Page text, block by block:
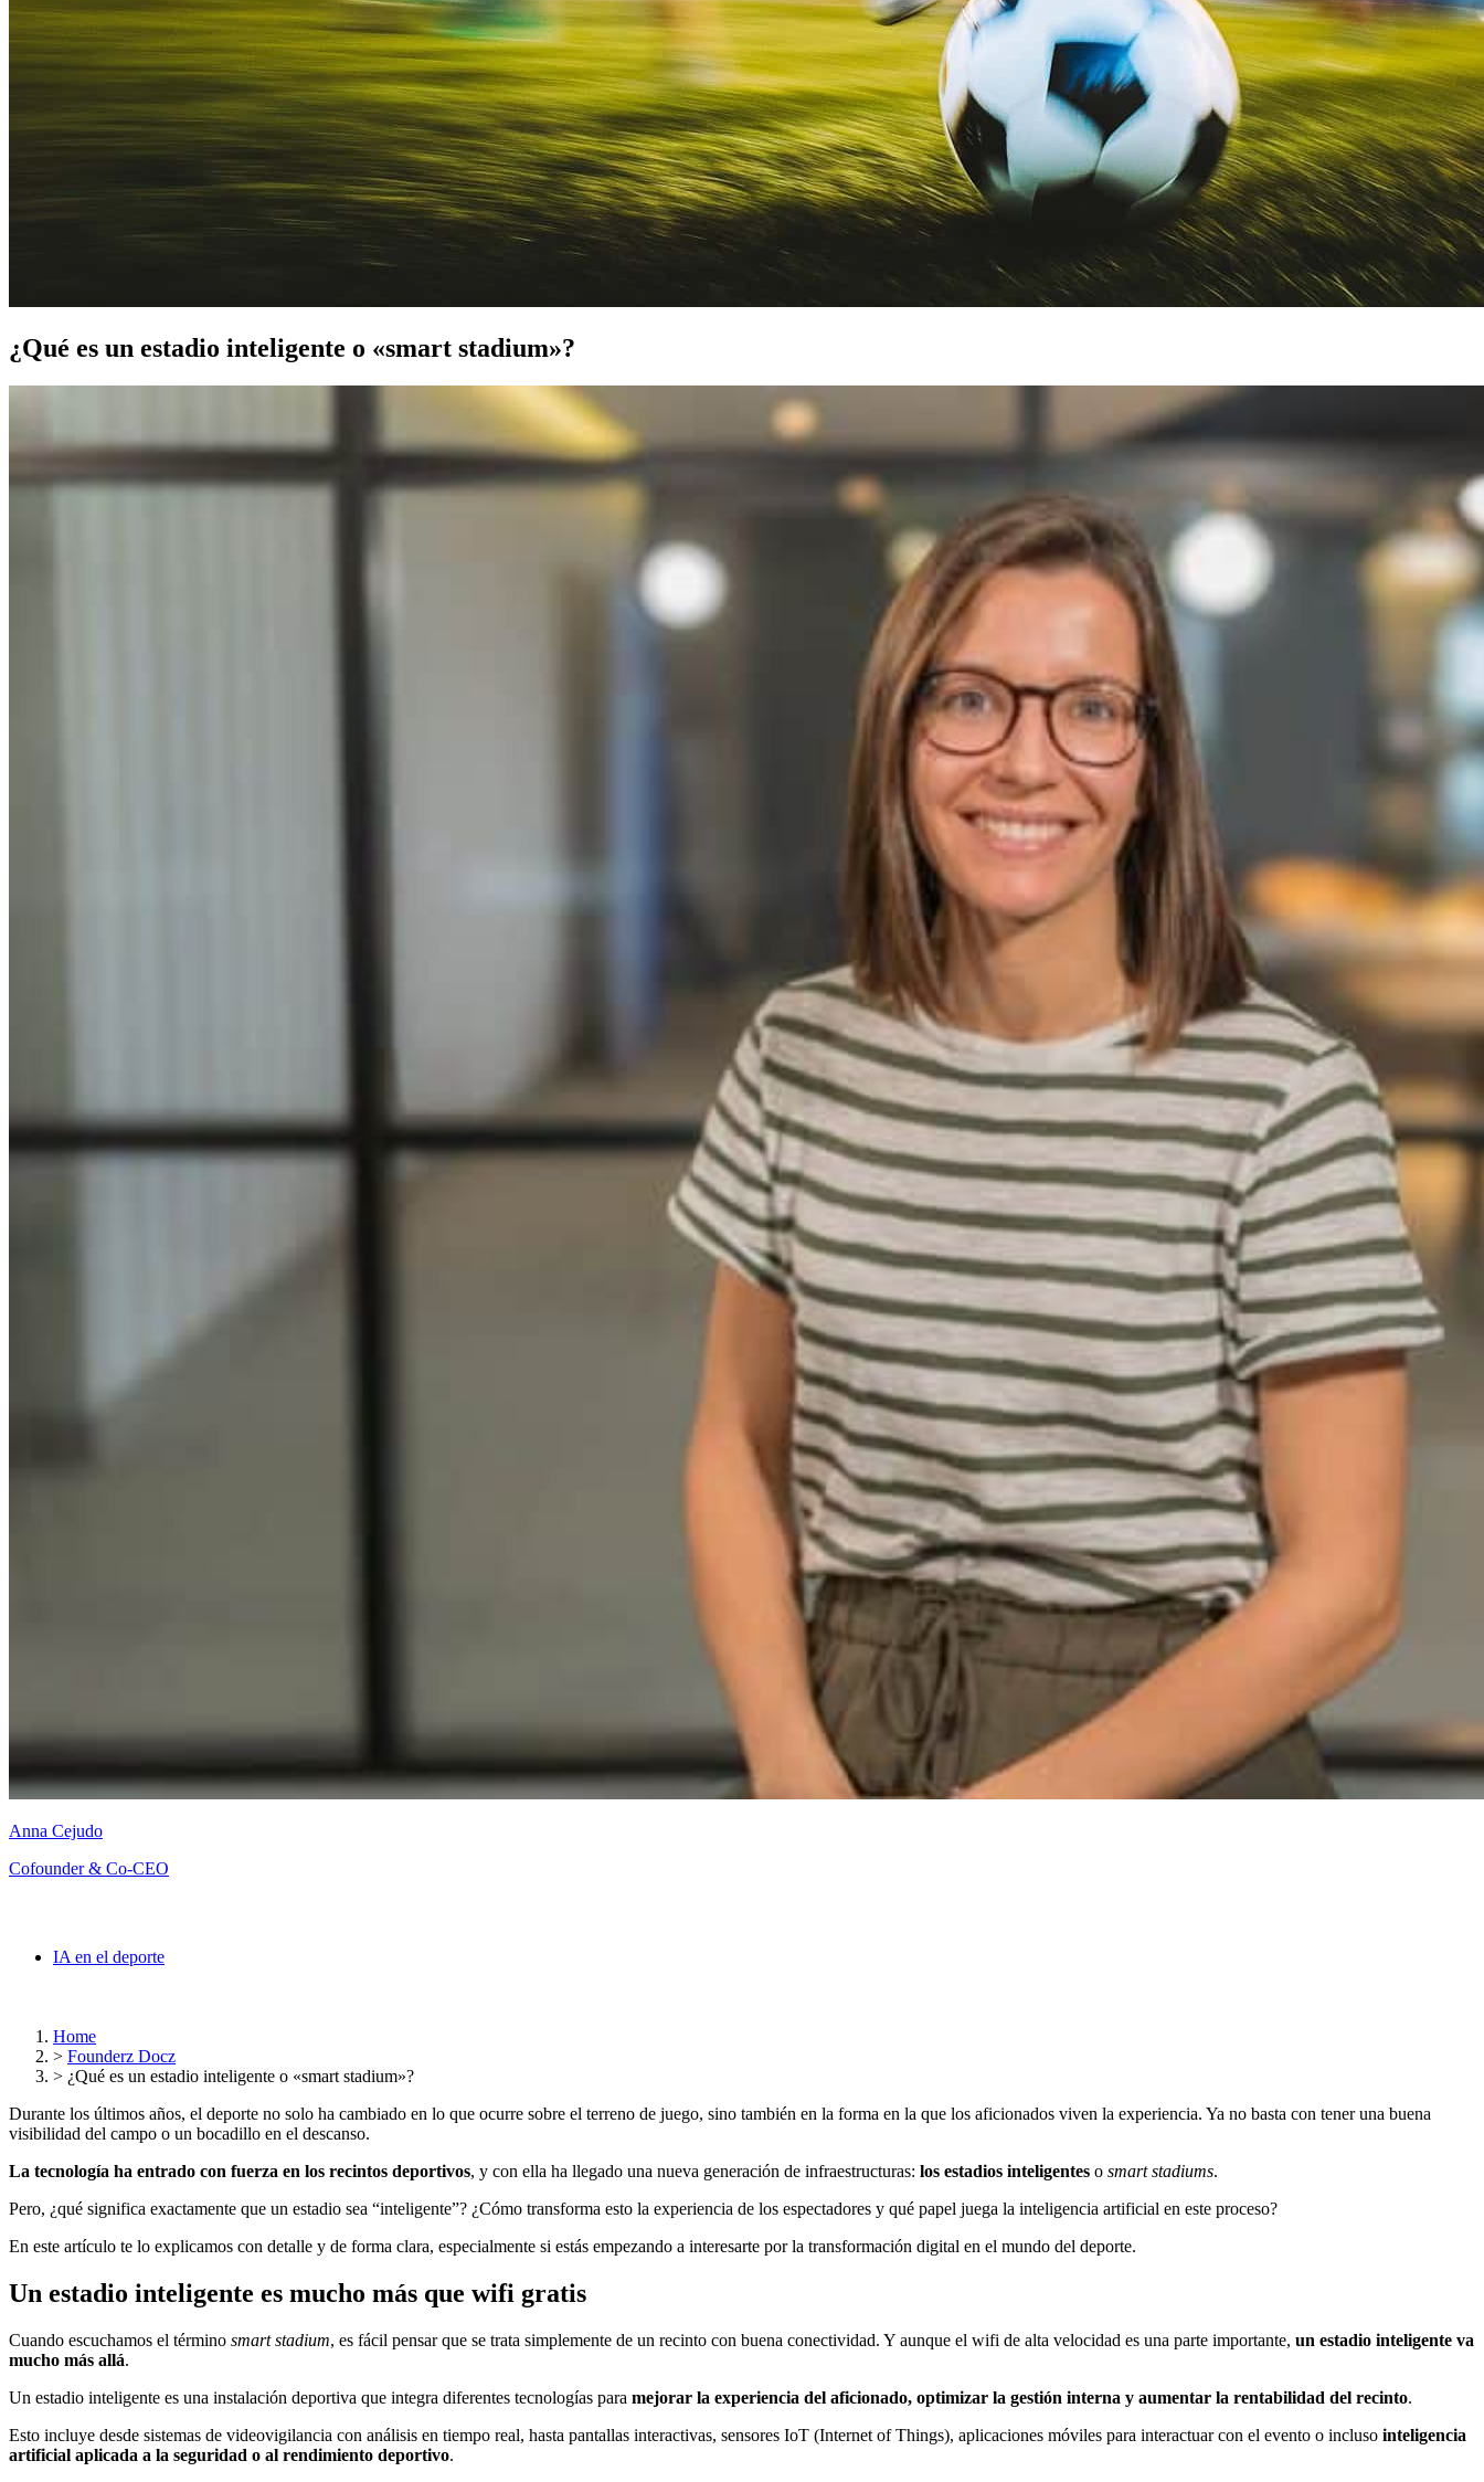
¿Qué es un estadio inteligente o «smart stadium»?
Anna Cejudo
Cofounder & Co-CEO
IA en el deporte
Home
> Founderz Docz
> ¿Qué es un estadio inteligente o «smart stadium»?
Durante los últimos años, el deporte no solo ha cambiado en lo que ocurre sobre el terreno de juego, sino también en la forma en la que los aficionados viven la experiencia. Ya no basta con tener una buena
visibilidad del campo o un bocadillo en el descanso.
La tecnología ha entrado con fuerza en los recintos deportivos, y con ella ha llegado una nueva generación de infraestructuras: los estadios inteligentes o smart stadiums.
Pero, ¿qué significa exactamente que un estadio sea “inteligente”? ¿Cómo transforma esto la experiencia de los espectadores y qué papel juega la inteligencia artificial en este proceso?
En este artículo te lo explicamos con detalle y de forma clara, especialmente si estás empezando a interesarte por la transformación digital en el mundo del deporte.
Un estadio inteligente es mucho más que wifi gratis
Cuando escuchamos el término smart stadium, es fácil pensar que se trata simplemente de un recinto con buena conectividad. Y aunque el wifi de alta velocidad es una parte importante, un estadio inteligente va
mucho más allá.
Un estadio inteligente es una instalación deportiva que integra diferentes tecnologías para mejorar la experiencia del aficionado, optimizar la gestión interna y aumentar la rentabilidad del recinto.
Esto incluye desde sistemas de videovigilancia con análisis en tiempo real, hasta pantallas interactivas, sensores IoT (Internet of Things), aplicaciones móviles para interactuar con el evento o incluso inteligencia
artificial aplicada a la seguridad o al rendimiento deportivo.